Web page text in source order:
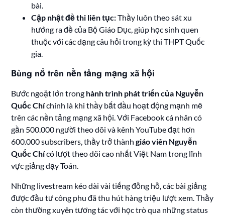
bài.
Cập nhật đề thi liên tục:Thầy luôn theo sát xu
hướng ra đề của Bộ Giáo Dục, giúp học sinh quen
thuộc với các dạng câu hỏi trong kỳ thi THPT Quốc
gia.
Bùng nổ trên nền tảng mạng xã hội
Bước ngoặt lớn trong hành trình phát triển của Nguyễn
Quốc Chíchính là khi thầy bắt đầu hoạt động mạnh mẽ
trên các nền tảng mạng xã hội. Với Facebook cá nhân có
gần 500.000 người theo dõi và kênh YouTube đạt hơn
600.000 subscribers, thầy trở thànhgiáo viên Nguyễn
Quốc Chícó lượt theo dõi cao nhất Việt Nam trong lĩnh
vực giảng dạy Toán.
Những livestream kéo dài vài tiếng đồng hồ, các bài giảng
được đầu tư công phu đã thu hút hàng triệu lượt xem. Thầy
còn thường xuyên tương tác với học trò qua những status